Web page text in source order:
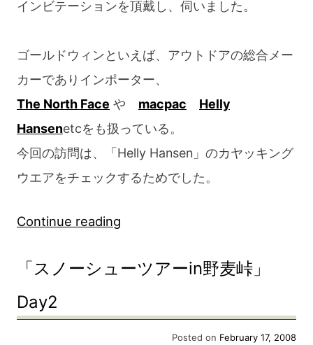
インビテーションを頂戴し、伺いました。
ゴールドウィンといえば、アウトドアの総合メー
カーでありインポーター、
The North Face や macpac
Helly
Hansenetcをも扱っている。
今回の訪問は、「Helly Hansen」のカヤッキング
ウエアをチェックするためでした。
Continue reading
展
会
「スノーシューツアーin野麦峠」
Day2
Posted on February 17, 2008